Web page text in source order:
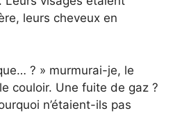
leurs cheveux en
? » murmurai-je, le
couloir. Une fuite de gaz ?
n’étaient-ils pas